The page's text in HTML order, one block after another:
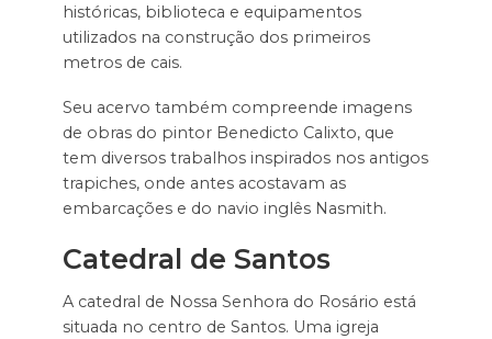
históricas, biblioteca e equipamentos
utilizados na construção dos primeiros
metros de cais.
Seu acervo também compreende imagens
de obras do pintor Benedicto Calixto, que
tem diversos trabalhos inspirados nos antigos
trapiches, onde antes acostavam as
embarcações e do navio inglês Nasmith.
Catedral de Santos
A catedral de Nossa Senhora do Rosário está
situada no centro de Santos. Uma igreja